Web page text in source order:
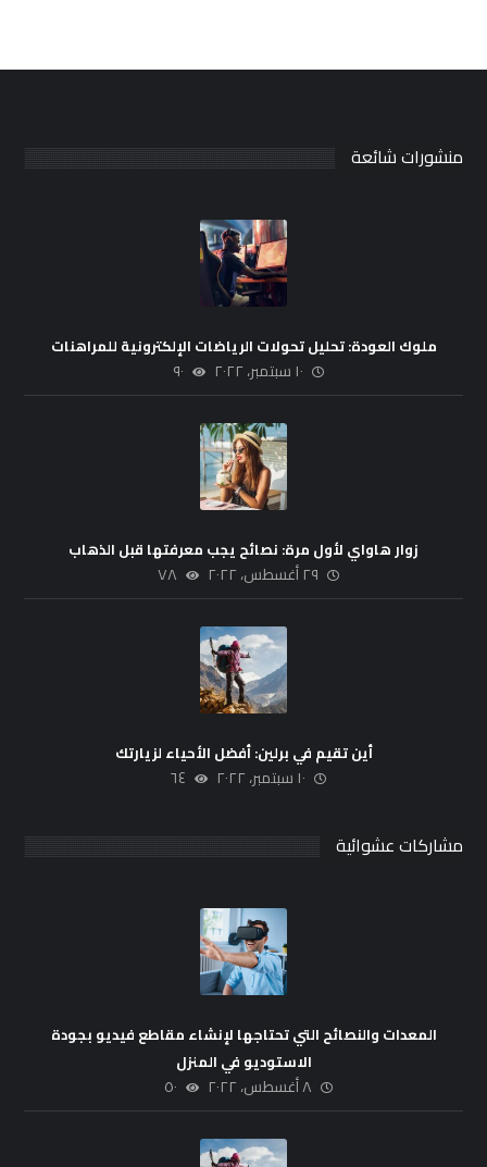
منشورات شائعة
ملوك العودة: تحليل تحولات الرياضات الإلكترونية للمراهنات
١٠ سبتمبر، ٢٠٢٢ ٩٠
زوار هاواي لأول مرة: نصائح يجب معرفتها قبل الذهاب
٢٩ أغسطس، ٢٠٢٢ ٧٨
أين تقيم في برلين: أفضل الأحياء لزيارتك
١٠ سبتمبر، ٢٠٢٢ ٦٤
مشاركات عشوائية
المعدات والنصائح التي تحتاجها لإنشاء مقاطع فيديو بجودة
الاستوديو في المنزل
٨ أغسطس، ٢٠٢٢ ٥٠